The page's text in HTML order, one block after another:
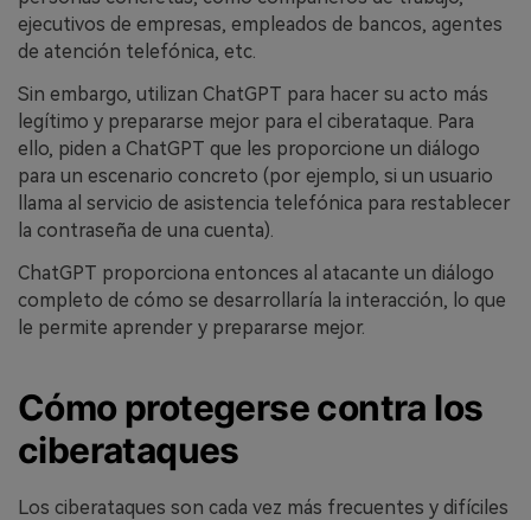
ejecutivos de empresas, empleados de bancos, agentes
de atención telefónica, etc.
Sin embargo, utilizan ChatGPT para hacer su acto más
legítimo y prepararse mejor para el ciberataque. Para
ello, piden a ChatGPT que les proporcione un diálogo
para un escenario concreto (por ejemplo, si un usuario
llama al servicio de asistencia telefónica para restablecer
la contraseña de una cuenta).
ChatGPT proporciona entonces al atacante un diálogo
completo de cómo se desarrollaría la interacción, lo que
le permite aprender y prepararse mejor.
Cómo protegerse contra los
ciberataques
Los ciberataques son cada vez más frecuentes y difíciles